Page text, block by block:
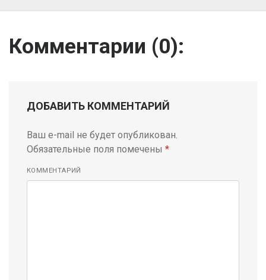
Комментарии (0):
ДОБАВИТЬ КОММЕНТАРИЙ
Ваш e-mail не будет опубликован.
Обязательные поля помечены *
КОММЕНТАРИЙ